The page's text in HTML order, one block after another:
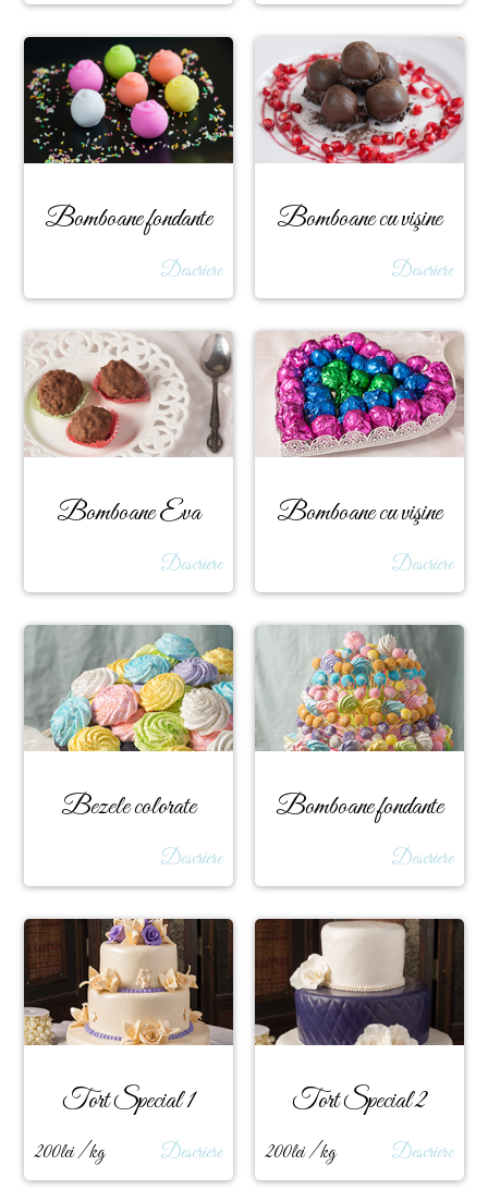
Bomboane fondante
Descriere
Bomboane cu vişine
Descriere
Bomboane Eva
Descriere
Bomboane cu vişine
Descriere
Bezele colorate
Descriere
Bomboane fondante
Descriere
Tort Special 1
200lei / kg Descriere
Tort Special 2
200lei / kg Descriere